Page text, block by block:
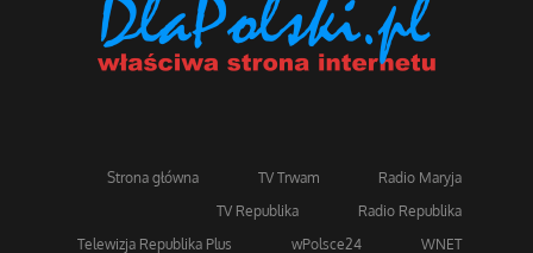
Strona główna TV Trwam
Radio Maryja
TV Republika
Radio Republika
Telewizja Republika Plus
wPolsce24 WNET